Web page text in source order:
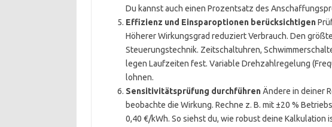
Du kannst auch einen Prozentsatz des
Effizienz und Einsparoptionen berücksichtigen
Höherer Wirkungsgrad reduziert Verbrauch. Den
Steuerungstechnik. Zeitschaltuhren,
legen Laufzeiten fest. Variable Drehzahlregelung
lohnen.
Sensitivitätsprüfung durchführenÄndere in deiner
beobachte die Wirkung. Rechne z. B. mit ±20 %
0,40 €/kWh. So siehst du, wie robust deine Kalkulation